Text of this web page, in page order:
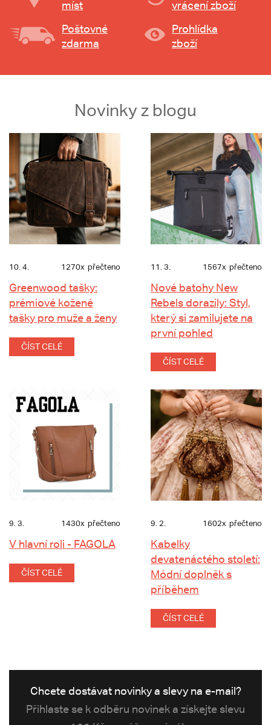
míst
vrácení zboží
Poštovné
zdarma
Prohlídka
zboží
Novinky z blogu
10. 4. 1270x přečteno
Greenwood tašky:
prémiové kožené
tašky pro muže a ženy
ČÍST CELÉ
11. 3. 1567x přečteno
Nové batohy New
Rebels dorazily: Styl,
který si zamilujete na
první pohled
ČÍST CELÉ
9. 3. 1430x přečteno
V hlavní roli - FAGOLA
ČÍST CELÉ
9. 2. 1602x přečteno
Kabelky
devatenáctého století:
Módní doplněk s
příběhem
ČÍST CELÉ
Chcete dostávat novinky a slevy na e-mail?
Přihlaste se k odběru novinek a získejte slevu